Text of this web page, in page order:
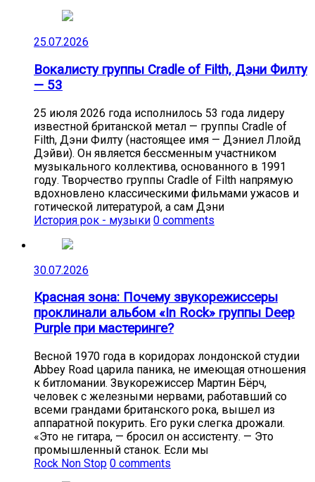
25.07.2026
Вокалисту группы Cradle of Filth, Дэни Филту
— 53
25 июля 2026 года исполнилось 53 года лидеру
известной британской метал — группы Cradle of
Filth, Дэни Филту (настоящее имя — Дэниел Ллойд
Дэйви). Он является бессменным участником
музыкального коллектива, основанного в 1991
году. Творчество группы Cradle of Filth напрямую
вдохновлено классическими фильмами ужасов и
готической литературой, а сам Дэни
История рок - музыки 0 comments
30.07.2026
Красная зона: Почему звукорежиссеры
проклинали альбом «In Rock» группы Deep
Purple при мастеринге?
Весной 1970 года в коридорах лондонской студии
Abbey Road царила паника, не имеющая отношения
к битломании. Звукорежиссер Мартин Бёрч,
человек с железными нервами, работавший со
всеми грандами британского рока, вышел из
аппаратной покурить. Его руки слегка дрожали.
«Это не гитара, — бросил он ассистенту. — Это
промышленный станок. Если мы
Rock Non Stop 0 comments